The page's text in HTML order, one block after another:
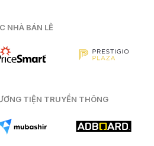
NHÀ BÁN LẺ
TIỆN TRUYỀN THÔNG